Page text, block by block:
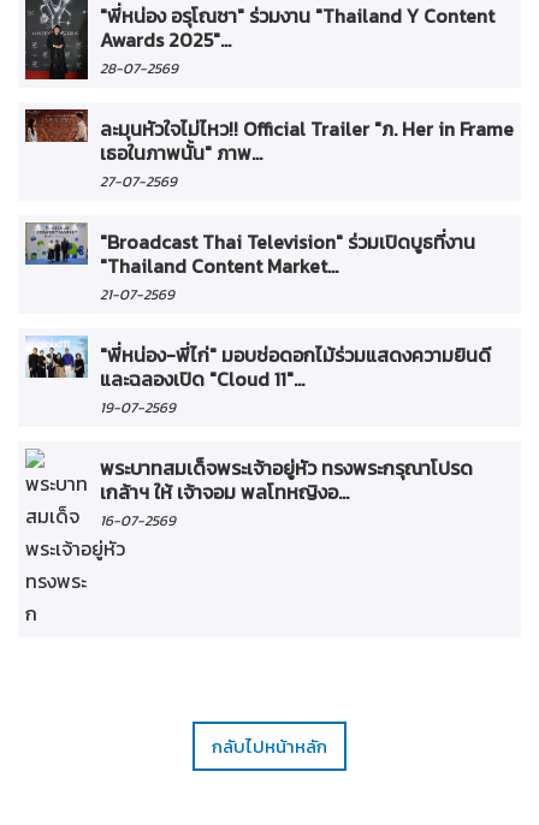
"พี่หน่อง อรุโณชา" ร่วมงาน "Thailand Y Content
Awards 2025"...
28-07-2569
ละมุนหัวใจไม่ไหว!! Official Trailer "ภ. Her in Frame
เธอในภาพนั้น" ภาพ...
27-07-2569
"Broadcast Thai Television" ร่วมเปิดบูธที่งาน
"Thailand Content Market...
21-07-2569
"พี่หน่อง-พี่ไก่" มอบช่อดอกไม้ร่วมแสดงความยินดี
และฉลองเปิด "Cloud 11"...
19-07-2569
พระบาทสมเด็จพระเจ้าอยู่หัว ทรงพระกรุณาโปรด
เกล้าฯ ให้ เจ้าจอม พลโทหญิงอ...
16-07-2569
กลับไปหน้าหลัก